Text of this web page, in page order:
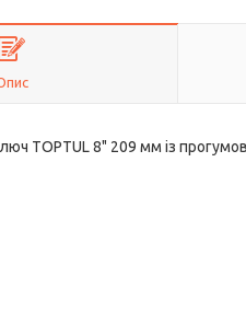
TOPTUL 8" 209 мм із